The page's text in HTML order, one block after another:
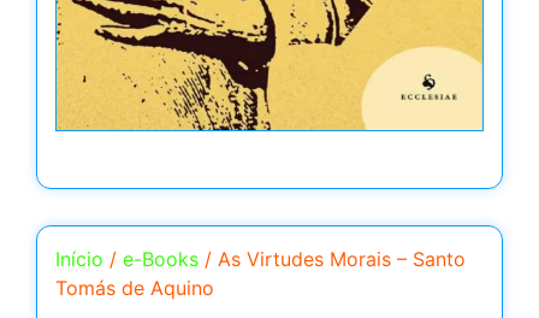
Início / e-Books / As Virtudes Morais – Santo
Tomás de Aquino